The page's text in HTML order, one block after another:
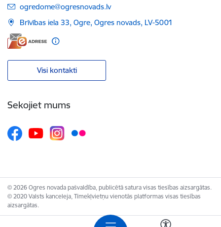
E-pasts:
ogredome@ogresnovads.lv
Brīvības iela 33, Ogre, Ogres novads, LV-5001
Visi kontakti
Sekojiet mums
© 2026 Ogres novada pašvaldība, publicētā satura visas tiesības aizsargātas.
© 2020 Valsts kanceleja, Tīmekļvietņu vienotās platformas visas tiesības
aizsargātas.